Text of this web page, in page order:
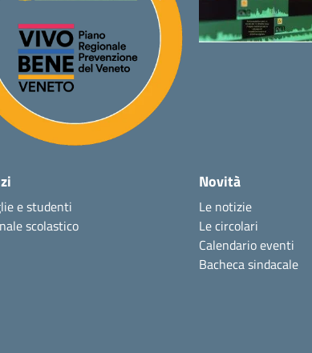
e studenti
scolastico
Novità
Le notizie
Le circolari
Calendario eventi
Bacheca sindacale